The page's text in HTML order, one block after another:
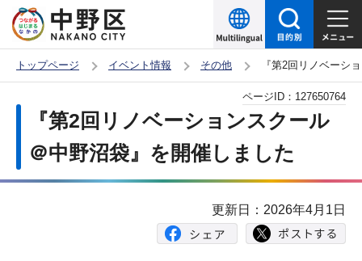
の
ー
トップページ イベント情報 その他 『第2回リノベーシ
か
『第2回リノベーションスクール
＠中野沼袋』を開催しました
ページID： 127650764
更新日：2026年4月1日